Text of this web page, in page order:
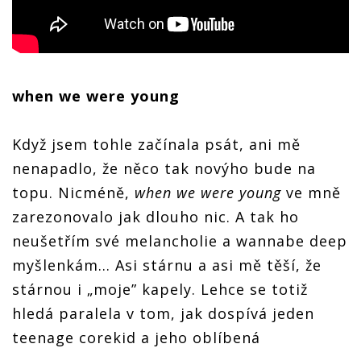
when we were young
Když jsem tohle začínala psát, ani mě
nenapadlo, že něco tak novýho bude na
topu. Nicméně, when we were young ve mně
zarezonovalo jak dlouho nic. A tak ho
neušetřím své melancholie a wannabe deep
myšlenkám… Asi stárnu a asi mě těší, že
stárnou i „moje” kapely. Lehce se totiž
hledá paralela v tom, jak dospívá jeden
teenage corekid a jeho oblíbená